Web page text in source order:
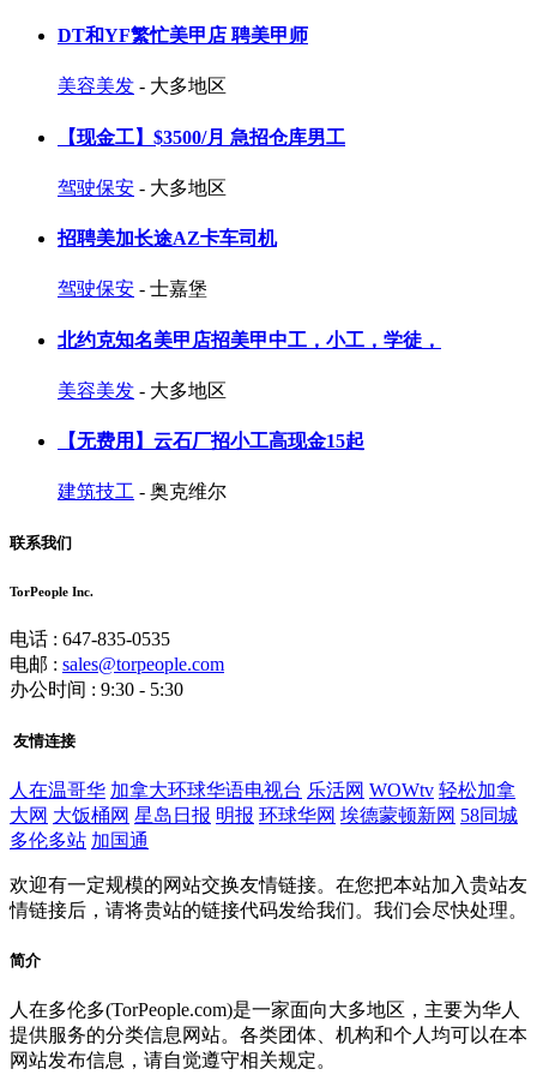
DT和YF繁忙美甲店 聘美甲师
美容美发 - 大多地区
【现金工】$3500/月 急招仓库男工
驾驶保安 - 大多地区
招聘美加长途AZ卡车司机
驾驶保安 - 士嘉堡
北约克知名美甲店招美甲中工，小工，学徒，
美容美发 - 大多地区
【无费用】云石厂招小工高现金15起
建筑技工 - 奥克维尔
联系我们
TorPeople Inc.
电话 : 647-835-0535
电邮 : sales@torpeople.com
办公时间 : 9:30 - 5:30
友情连接
人在温哥华 加拿大环球华语电视台 乐活网 WOWtv 轻松加拿
大网 大饭桶网 星岛日报 明报 环球华网 埃德蒙顿新网 58同城
多伦多站 加国通
欢迎有一定规模的网站交换友情链接。在您把本站加入贵站友
情链接后，请将贵站的链接代码发给我们。我们会尽快处理。
简介
人在多伦多(TorPeople.com)是一家面向大多地区，主要为华人
提供服务的分类信息网站。各类团体、机构和个人均可以在本
网站发布信息，请自觉遵守相关规定。